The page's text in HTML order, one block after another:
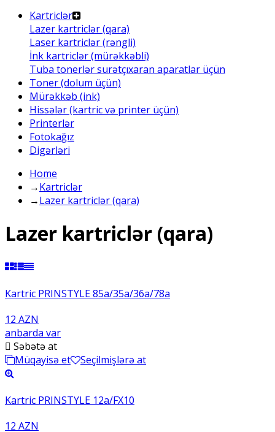
Kartriclər
Lazer kartriclər (qara)
Laser kartriclər (rəngli)
İnk kartriclər (mürəkkəbli)
Tuba tonerlər surətçıxaran aparatlar üçün
Toner (dolum üçün)
Mürəkkəb (ink)
Hissələr (kartric və printer üçün)
Printerlər
Fotokağız
Digərləri
Home
→Kartriclər
→Lazer kartriclər (qara)
Lazer kartriclər (qara)
Kartric PRINSTYLE 85a/35a/36a/78a
12 AZN
anbarda var
Səbətə at
Müqayisə et
Seçilmişlərə at
Kartric PRINSTYLE 12a/FX10
12 AZN